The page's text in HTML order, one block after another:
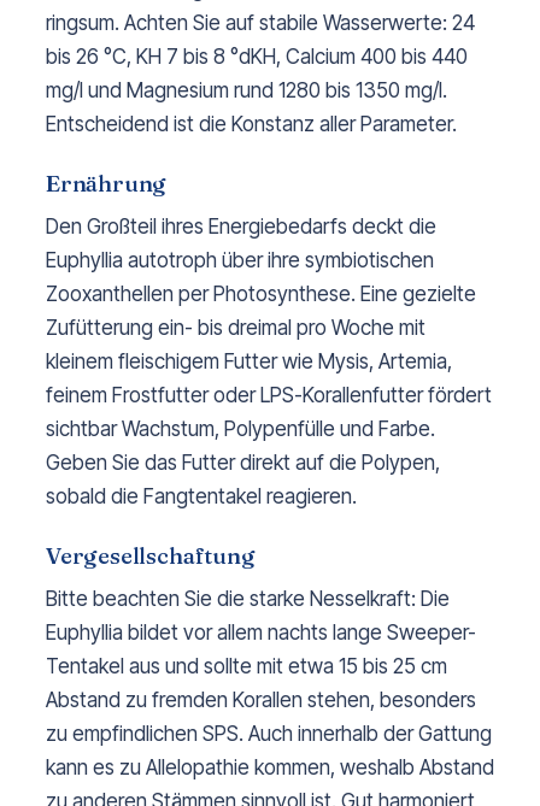
ringsum. Achten Sie auf stabile Wasserwerte: 24
bis 26 °C, KH 7 bis 8 °dKH, Calcium 400 bis 440
mg/l und Magnesium rund 1280 bis 1350 mg/l.
Entscheidend ist die Konstanz aller Parameter.
Ernährung
Den Großteil ihres Energiebedarfs deckt die
Euphyllia autotroph über ihre symbiotischen
Zooxanthellen per Photosynthese. Eine gezielte
Zufütterung ein- bis dreimal pro Woche mit
kleinem fleischigem Futter wie Mysis, Artemia,
feinem Frostfutter oder LPS-Korallenfutter fördert
sichtbar Wachstum, Polypenfülle und Farbe.
Geben Sie das Futter direkt auf die Polypen,
sobald die Fangtentakel reagieren.
Vergesellschaftung
Bitte beachten Sie die starke Nesselkraft: Die
Euphyllia bildet vor allem nachts lange Sweeper-
Tentakel aus und sollte mit etwa 15 bis 25 cm
Abstand zu fremden Korallen stehen, besonders
zu empfindlichen SPS. Auch innerhalb der Gattung
kann es zu Allelopathie kommen, weshalb Abstand